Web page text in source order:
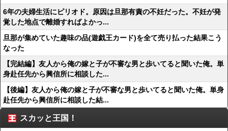
6年の夫婦生活にピリオド。原因は旦那有責の不妊だった。不妊が発
覚した地点で離婚すればよかっ...
旦那が集めていた趣味の品(遊戯王カード)を全て売り払った結果こう
なった
【完結編】友人から俺の嫁と子が不審な男と歩いてると聞いた俺。単
身赴任先から興信所に相談した...
【後編】友人から俺の嫁と子が不審な男と歩いてると聞いた俺。単身
赴任先から興信所に相談した結...
スカッと王国！